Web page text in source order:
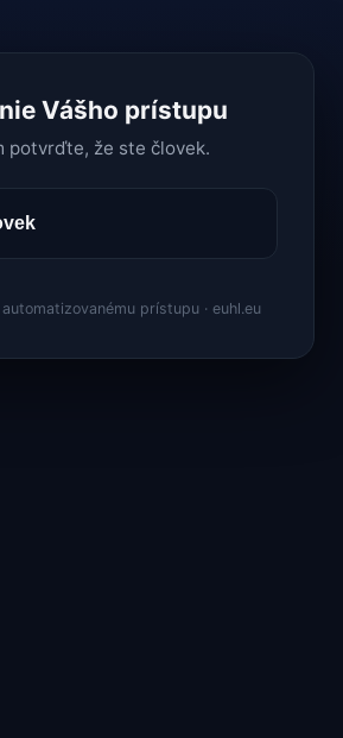
Vášho prístupu
potvrďte, že ste človek.
prístupu · euhl.eu